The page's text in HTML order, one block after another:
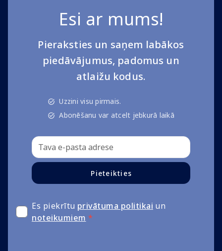
Esi ar mums!
Pieraksties un saņem labākos
piedāvājumus, padomus un
atlaižu kodus.
Uzzini visu pirmais.
Abonēšanu var atcelt jebkurā laikā
Pieteikties
Es piekrītu privātuma politikai un
noteikumiem *